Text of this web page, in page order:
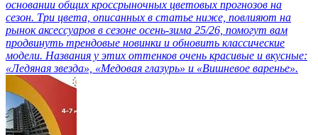
основании общих кроссрыночных цветовых прогнозов на
сезон. Три цвета, описанных в статье ниже, повлияют на
рынок аксессуаров в сезоне осень-зима 25/26, помогут вам
продвинуть трендовые новинки и обновить классические
модели. Названия у этих оттенков очень красивые и вкусные:
«Ледяная звезда», «Медовая глазурь» и «Вишневое варенье».